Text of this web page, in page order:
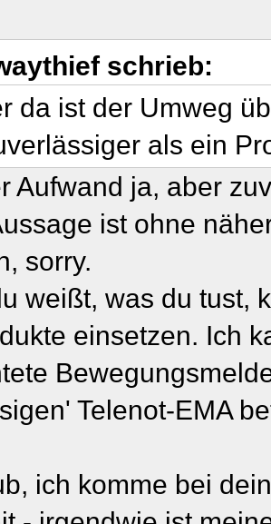
schrieb:
da ist der Umweg
als ein
Aufwand ja, aber
ist ohne
sorry.
weißt, was du tust,
einsetzen. Ich
Telenot-EMA
ich komme bei